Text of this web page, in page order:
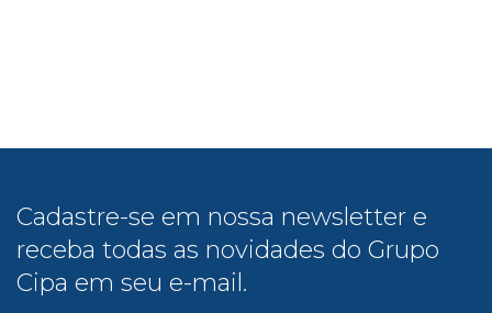
Cadastre-se em nossa newsletter e
receba todas as novidades do Grupo
Cipa em seu e-mail.